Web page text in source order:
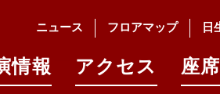
ニュース フロアマップ 日
情報 アクセス 座
クワーレ』